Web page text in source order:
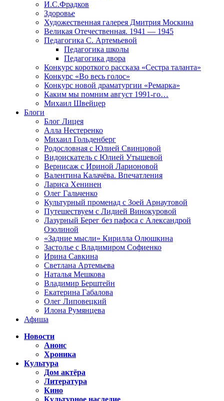
И.С.Фрадков
Здоровье
Художественная галерея Дмитрия Москина
Великая Отечественная. 1941 — 1945
Педагогика С. Артемьевой
Педагогика школы
Педагогика двора
Конкурс короткого рассказа «Сестра таланта»
Конкурс «Во весь голос»
Конкурс новой драматургии «Ремарка»
Каким мы помним август 1991-го…
Михаил Швейцер
Блоги
Блог Лицея
Алла Нестеренко
Михаил Гольденберг
Родословная с Юлией Свинцовой
Видоискатель с Юлией Утышевой
Вернисаж с Ириной Ларионовой
Валентина Калачёва. Впечатления
Лариса Хенинен
Олег Гальченко
Культурный променад с Зоей Арнаутовой
Путешествуем с Лидией Винокуровой
Лазурный Берег без пафоса с Александрой
Озолиной
«Задние мысли» Кирилла Олюшкина
Застолье с Владимиром Софиенко
Ирина Савкина
Светлана Артемьева
Наталья Мешкова
Владимир Берштейн
Екатерина Габалова
Олег Липовецкий
Илона Румянцева
Афиша
Новости
Анонс
Хроника
Культура
Дом актёра
Литература
Кино